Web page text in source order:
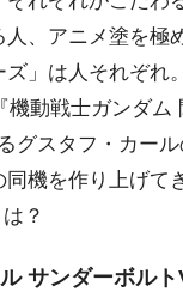
、アニメ塗を極
」は人それぞれ
機動戦士ガンダ
グスタフ・カー
機を作り上げて
？
ル サンダーボル